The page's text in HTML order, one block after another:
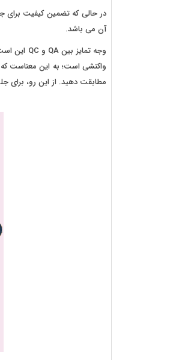
در حالی که تضمین کیفیت
آن می باشد.
مطابقت دهید. از این رو، برای